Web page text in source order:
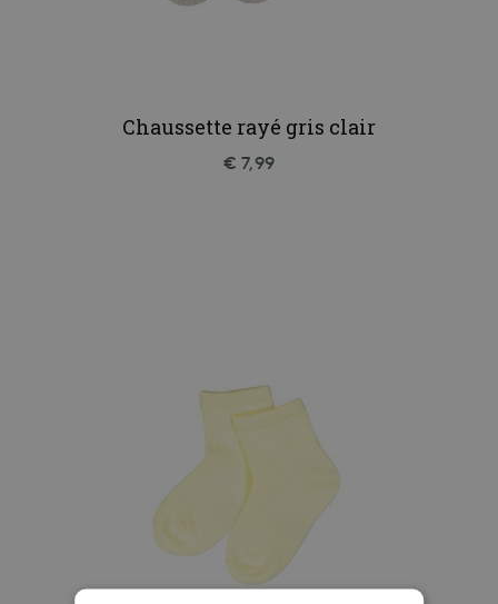
Chaussette rayé gris clair
€ 7,99